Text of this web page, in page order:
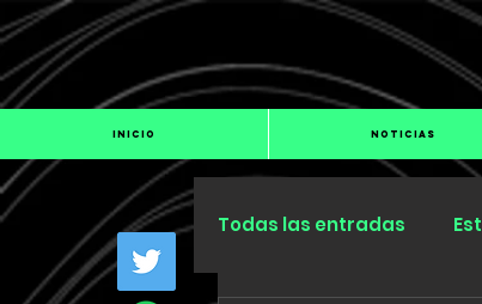
INICIO NOTICIAS
Todas las entradas